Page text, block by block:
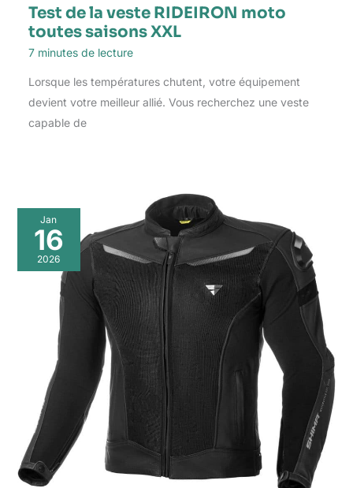
Test de la veste RIDEIRON moto
toutes saisons XXL
7 minutes de lecture
Lorsque les températures chutent, votre équipement
devient votre meilleur allié. Vous recherchez une veste
capable de
Jan
16
2026